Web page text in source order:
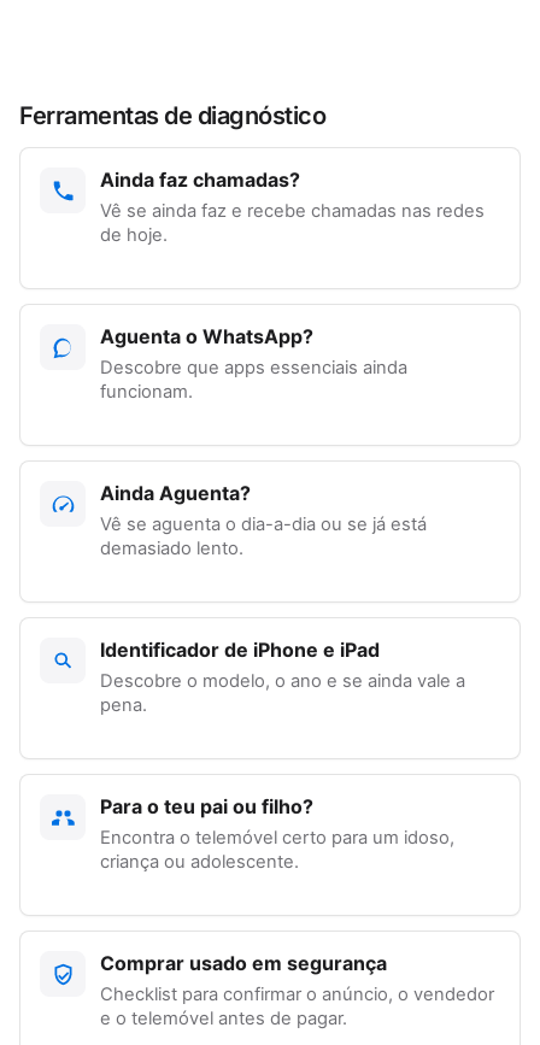
Ferramentas de diagnóstico
Ainda faz chamadas?
Vê se ainda faz e recebe chamadas nas redes
de hoje.
Aguenta o WhatsApp?
Descobre que apps essenciais ainda
funcionam.
Ainda Aguenta?
Vê se aguenta o dia-a-dia ou se já está
demasiado lento.
Identificador de iPhone e iPad
Descobre o modelo, o ano e se ainda vale a
pena.
Para o teu pai ou filho?
Encontra o telemóvel certo para um idoso,
criança ou adolescente.
Comprar usado em segurança
Checklist para confirmar o anúncio, o vendedor
e o telemóvel antes de pagar.